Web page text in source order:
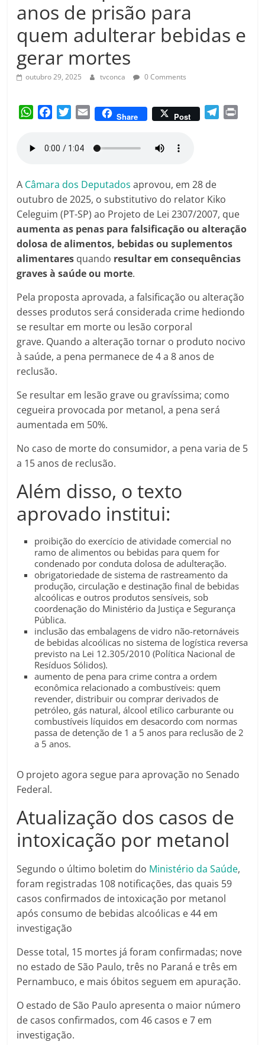
Amorim
anos de prisão para
quem adulterar bebidas e
gerar mortes
outubro 29, 2025 tvconca 0 Comments
W
A
p
p
e
o
o
k
t
e
r
E
Share Post
a
m
A Câmara dos Deputados aprovou, em 28 de
outubro de 2025, o substitutivo do relator Kiko
Celeguim (PT-SP) ao Projeto de Lei 2307/2007, que
aumenta as penas para falsificação ou alteração
dolosa de alimentos, bebidas ou suplementos
alimentares quando resultar em consequências
graves à saúde ou morte.
Pela proposta aprovada, a falsificação ou alteração
desses produtos será considerada crime hediondo
se resultar em morte ou lesão corporal
grave. Quando a alteração tornar o produto nocivo
à saúde, a pena permanece de 4 a 8 anos de
reclusão.
Se resultar em lesão grave ou gravíssima; como
cegueira provocada por metanol, a pena será
aumentada em 50%.
No caso de morte do consumidor, a pena varia de 5
a 15 anos de reclusão.
Além disso, o texto
aprovado institui:
proibição do exercício de atividade comercial no
ramo de alimentos ou bebidas para quem for
condenado por conduta dolosa de adulteração.
obrigatoriedade de sistema de rastreamento da
produção, circulação e destinação final de bebidas
alcoólicas e outros produtos sensíveis, sob
coordenação do Ministério da Justiça e Segurança
Pública.
inclusão das embalagens de vidro não-retornáveis
de bebidas alcoólicas no sistema de logística reversa
previsto na Lei 12.305/2010 (Política Nacional de
Resíduos Sólidos).
aumento de pena para crime contra a ordem
econômica relacionado a combustíveis: quem
revender, distribuir ou comprar derivados de
petróleo, gás natural, álcool etílico carburante ou
combustíveis líquidos em desacordo com normas
passa de detenção de 1 a 5 anos para reclusão de 2
a 5 anos.
O projeto agora segue para aprovação no Senado
Federal.
Atualização dos casos de
intoxicação por metanol
Segundo o último boletim do Ministério da Saúde,
foram registradas 108 notificações, das quais 59
casos confirmados de intoxicação por metanol
após consumo de bebidas alcoólicas e 44 em
investigação
Desse total, 15 mortes já foram confirmadas; nove
no estado de São Paulo, três no Paraná e três em
Pernambuco, e mais óbitos seguem em apuração.
O estado de São Paulo apresenta o maior número
de casos confirmados, com 46 casos e 7 em
investigação.